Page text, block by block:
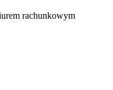
rachunkowym